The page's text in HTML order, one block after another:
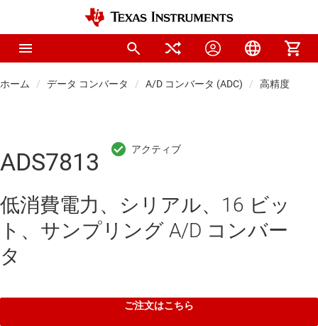
ホーム データ コンバータ A/D コンバータ (ADC) 高精度 ADC
ADS7813
低消費電力、シリアル、16 ビッ
ト、サンプリング A/D コンバー
タ
ご注文はこちら